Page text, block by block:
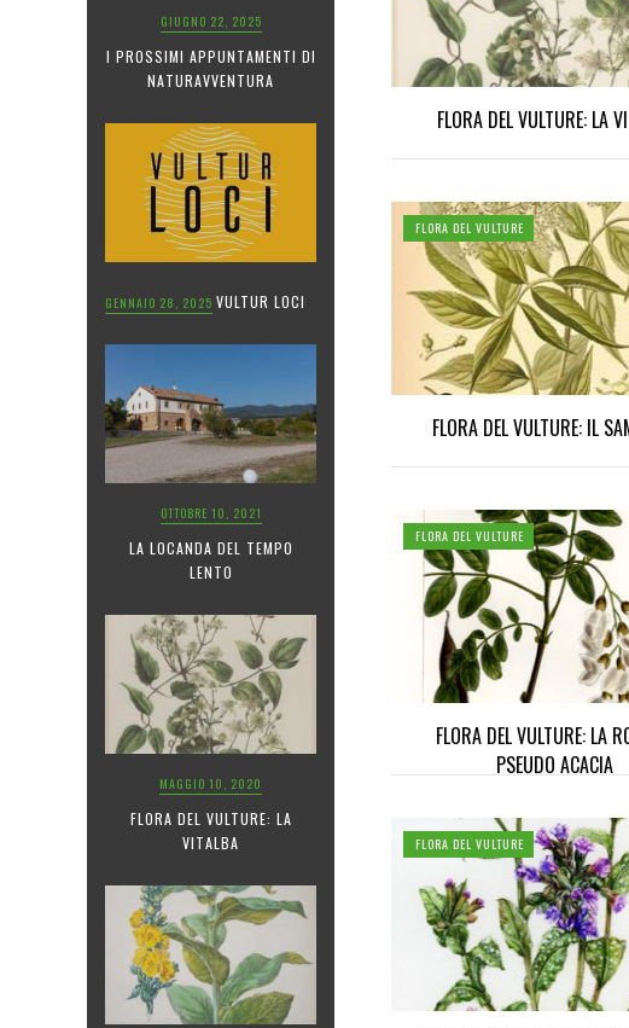
GIUGNO 22, 2025
I PROSSIMI APPUNTAMENTI DI
NATURAVVENTURA
GENNAIO 28, 2025 VULTUR LOCI
OTTOBRE 10, 2021
LA LOCANDA DEL TEMPO
LENTO
MAGGIO 10, 2020
FLORA DEL VULTURE: LA
VITALBA
FLORA DEL VULTURE: LA
FLORA DEL VULTURE
FLORA DEL VULTURE: IL
FLORA DEL VULTURE
FLORA DEL VULTURE: LA
PSEUDO ACACIA
FLORA DEL VULTURE